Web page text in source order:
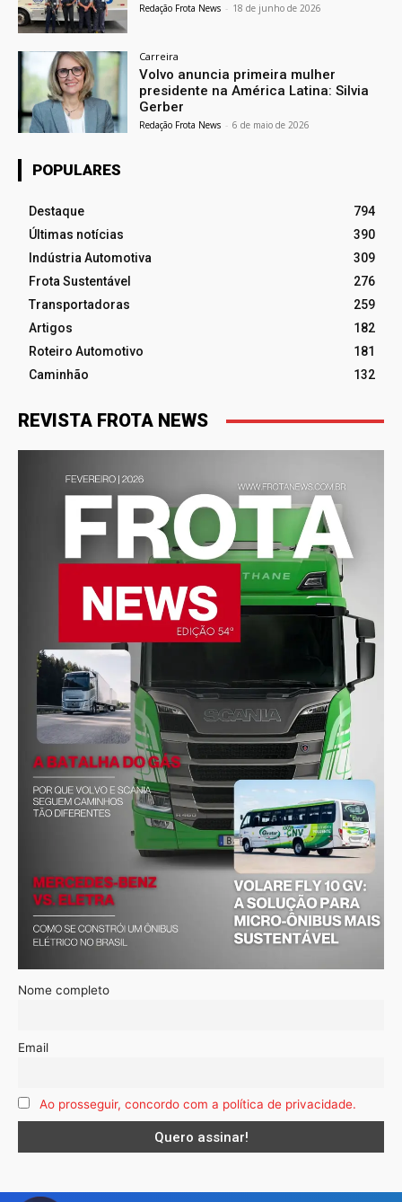
Redação Frota News - 18 de junho de 2026
Carreira
Volvo anuncia primeira mulher
presidente na América Latina: Silvia
Gerber
Redação Frota News - 6 de maio de 2026
POPULARES
Destaque
794
Últimas notícias
390
Indústria Automotiva
309
Frota Sustentável
276
Transportadoras
259
Artigos
182
Roteiro Automotivo
181
Caminhão
132
REVISTA FROTA NEWS
Nome completo
Email
Ao prosseguir, concordo com a política de privacidade.